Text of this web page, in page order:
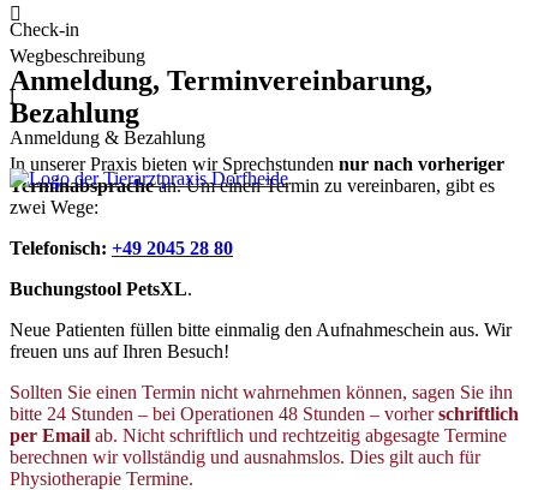

Wegbeschreibung
l
Anmeldung & Bezahlung
Check-in
Anmeldung, Terminvereinbarung,
Bezahlung
In unserer Praxis bieten wir Sprechstunden nur nach vorheriger
Terminabsprachean. Um einen Termin zu vereinbaren, gibt es
zwei Wege:
Telefonisch: +49 2045 28 80
Buchungstool PetsXL.
Neue Patienten füllen bitte einmalig den Aufnahmeschein aus. Wir
freuen uns auf Ihren Besuch!
Sollten Sie einen Termin nicht wahrnehmen können, sagen Sie ihn
bitte 24 Stunden – bei Operationen 48 Stunden – vorherschriftlich
per Email ab. Nicht schriftlich und rechtzeitig abgesagte Termine
berechnen wir vollständig und ausnahmslos. Dies gilt auch für
Physiotherapie Termine.